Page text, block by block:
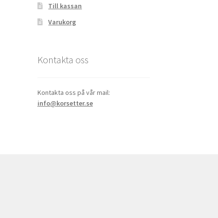
Till kassan
Varukorg
Kontakta oss
Kontakta oss på vår mail:
info@korsetter.se